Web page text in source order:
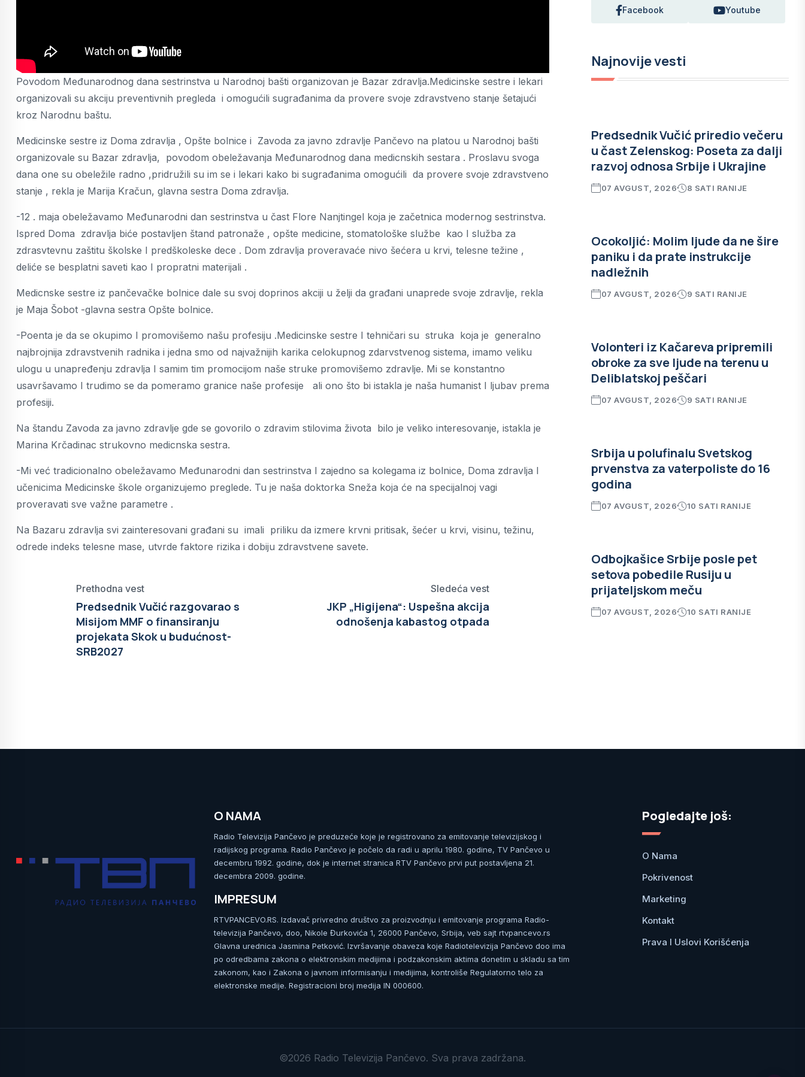
Povodom Međunarodnog dana sestrinstva u Narodnoj bašti organizovan je Bazar zdravlja.Medicinske sestre i lekari
organizovali su akciju preventivnih pregleda i omogućili sugrađanima da provere svoje zdravstveno stanje šetajući
kroz Narodnu baštu.
Medicinske sestre iz Doma zdravlja , Opšte bolnice i Zavoda za javno zdravlje Pančevo na platou u Narodnoj bašti
organizovale su Bazar zdravlja, povodom obeležavanja Međunarodnog dana medicnskih sestara . Proslavu svoga
dana one su obeležile radno ,pridružili su im se i lekari kako bi sugrađanima omogućili da provere svoje zdravstveno
stanje , rekla je Marija Kračun, glavna sestra Doma zdravlja.
-12 . maja obeležavamo Međunarodni dan sestrinstva u čast Flore Nanjtingel koja je začetnica modernog sestrinstva.
Ispred Doma zdravlja biće postavljen štand patronaže , opšte medicine, stomatološke službe kao I služba za
zdrasvtevnu zaštitu školske I predškoleske dece . Dom zdravlja proveravaće nivo šećera u krvi, telesne težine ,
deliće se besplatni saveti kao I propratni materijali .
Medicnske sestre iz pančevačke bolnice dale su svoj doprinos akciji u želji da građani unaprede svoje zdravlje, rekla
je Maja Šobot -glavna sestra Opšte bolnice.
-Poenta je da se okupimo I promovišemo našu profesiju .Medicinske sestre I tehničari su struka koja je generalno
najbrojnija zdravstvenih radnika i jedna smo od najvažnijih karika celokupnog zdarvstvenog sistema, imamo veliku
ulogu u unapređenju zdravlja I samim tim promocijom naše struke promovišemo zdravlje. Mi se konstantno
usavršavamo I trudimo se da pomeramo granice naše profesije ali ono što bi istakla je naša humanist I ljubav prema
profesiji.
Na štandu Zavoda za javno zdravlje gde se govorilo o zdravim stilovima života bilo je veliko interesovanje, istakla je
Marina Krčadinac strukovno medicnska sestra.
-Mi već tradicionalno obeležavamo Međunarodni dan sestrinstva I zajedno sa kolegama iz bolnice, Doma zdravlja I
učenicima Medicinske škole organizujemo preglede. Tu je naša doktorka Sneža koja će na specijalnoj vagi
proveravati sve važne parametre .
Na Bazaru zdravlja svi zainteresovani građani su imali priliku da izmere krvni pritisak, šećer u krvi, visinu, težinu,
odrede indeks telesne mase, utvrde faktore rizika i dobiju zdravstvene savete.
Prethodna vest
Predsednik Vučić razgovarao s
Misijom MMF o finansiranju
projekata Skok u budućnost-
SRB2027
Sledeća vest
JKP „Higijena“: Uspešna akcija
odnošenja kabastog otpada
Facebook Youtube
Najnovije vesti
Predsednik Vučić priredio večeru
u čast Zelenskog: Poseta za dalji
razvoj odnosa Srbije i Ukrajine
07 AVGUST, 2026 8 SATI RANIJE
Ocokoljić: Molim ljude da ne šire
paniku i da prate instrukcije
nadležnih
07 AVGUST, 2026 9 SATI RANIJE
Volonteri iz Kačareva pripremili
obroke za sve ljude na terenu u
Deliblatskoj peščari
07 AVGUST, 2026 9 SATI RANIJE
Srbija u polufinalu Svetskog
prvenstva za vaterpoliste do 16
godina
07 AVGUST, 2026 10 SATI RANIJE
Odbojkašice Srbije posle pet
setova pobedile Rusiju u
prijateljskom meču
07 AVGUST, 2026 10 SATI RANIJE
O NAMA
Radio Televizija Pančevo je preduzeće koje je registrovano za emitovanje televizijskog i
radijskog programa. Radio Pančevo je počelo da radi u aprilu 1980. godine, TV Pančevo u
decembru 1992. godine, dok je internet stranica RTV Pančevo prvi put postavljena 21.
decembra 2009. godine.
IMPRESUM
RTVPANCEVO.RS. Izdavač privredno društvo za proizvodnju i emitovanje programa Radio-
televizija Pančevo, doo, Nikole Đurkovića 1, 26000 Pančevo, Srbija, veb sajt rtvpancevo.rs
Glavna urednica Jasmina Petković. Izvršavanje obaveza koje Radiotelevizija Pančevo doo ima
po odredbama zakona o elektronskim medijima i podzakonskim aktima donetim u skladu sa tim
zakonom, kao i Zakona o javnom informisanju i medijima, kontroliše Regulatorno telo za
elektronske medije. Registracioni broj medija IN 000600.
Pogledajte još:
O Nama
Pokrivenost
Marketing
Kontakt
Prava I Uslovi Korišćenja
©2026 Radio Televizija Pančevo. Sva prava zadržana.